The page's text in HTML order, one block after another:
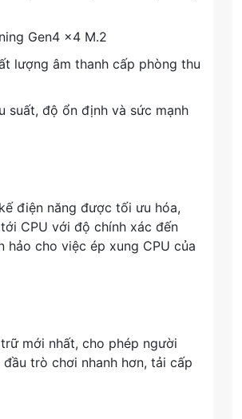
Gen4 x4 M.2
lượng âm thanh cấp phòng thu
suất, độ ổn định và sức mạnh
điện năng được tối ưu hóa,
CPU với độ chính xác đến
hảo cho việc ép xung CPU của
mới nhất, cho phép người
trò chơi nhanh hơn, tải cấp